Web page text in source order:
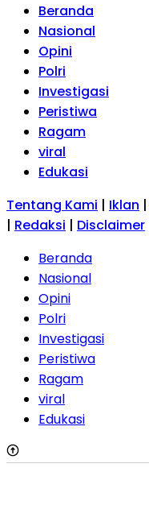
Beranda
Nasional
Opini
Polri
Investigasi
Peristiwa
Ragam
viral
Edukasi
Tentang Kami | Iklan |
| Redaksi | Disclaimer
Beranda
Nasional
Opini
Polri
Investigasi
Peristiwa
Ragam
viral
Edukasi